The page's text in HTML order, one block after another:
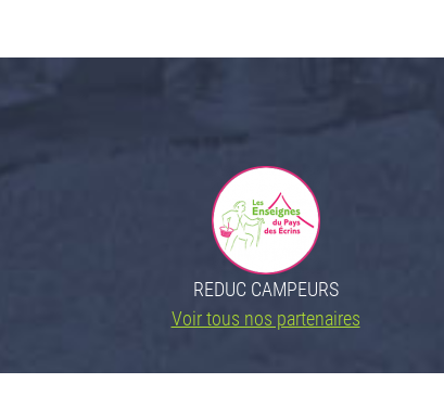
REDUC CAMPEURS
Voir tous nos partenaires